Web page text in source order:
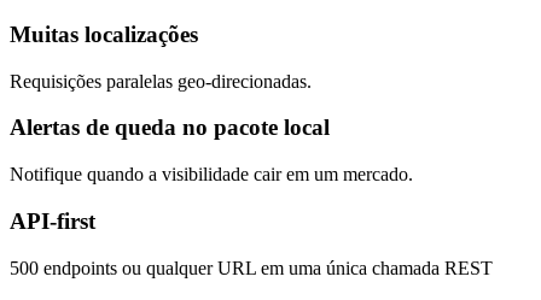
Muitas localizações
Requisições paralelas geo-direcionadas.
Alertas de queda no pacote local
Notifique quando a visibilidade cair em um mercado.
API-first
500 endpoints ou qualquer URL em uma única chamada REST